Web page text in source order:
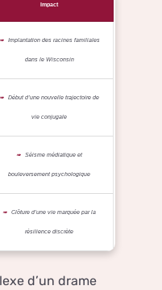
Impact
Implantation des racines familiales
dans le Wisconsin
Début d’une nouvelle trajectoire de
vie conjugale
Séisme médiatique et
bouleversement psychologique
Clôture d’une vie marquée par la
résilience discrète
d’un drame